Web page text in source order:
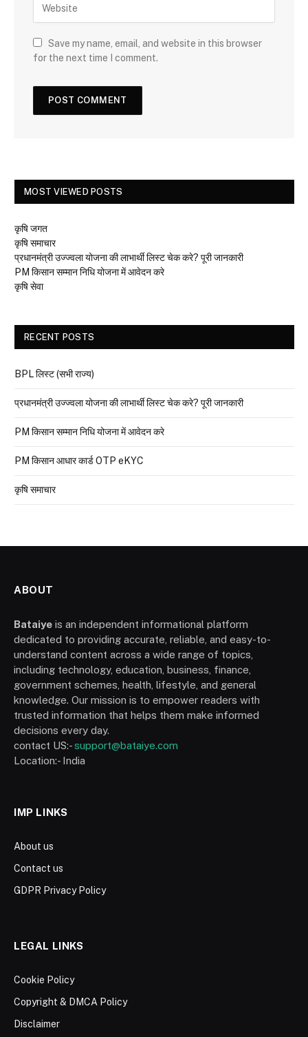
Save my name, email, and website in this browser
for the next time I comment.
MOST VIEWED POSTS
कृषि जगत
कृषि समाचार
प्रधानमंत्री उज्ज्वला योजना की लाभार्थी लिस्ट चेक करे? पूरी जानकारी
PM किसान सम्मान निधि योजना में आवेदन करे
कृषि सेवा
RECENT POSTS
BPL लिस्ट (सभी राज्य)
प्रधानमंत्री उज्ज्वला योजना की लाभार्थी लिस्ट चेक करे? पूरी जानकारी
PM किसान सम्मान निधि योजना में आवेदन करे
PM किसान आधार कार्ड OTP eKYC
कृषि समाचार
ABOUT
Bataiye is an independent informational platform
dedicated to providing accurate, reliable, and easy-to-
understand content across a wide range of topics,
including technology, education, business, finance,
government schemes, health, lifestyle, and general
knowledge. Our mission is to empower readers with
trusted information that helps them make informed
decisions every day.
contact US:-support@bataiye.com
Location:- India
IMP LINKS
About us
Contact us
GDPR Privacy Policy
LEGAL LINKS
Cookie Policy
Copyright & DMCA Policy
Disclaimer